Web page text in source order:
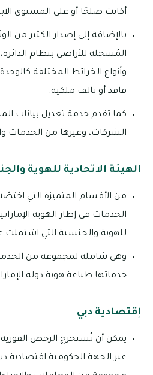
أكانت صلحًا أو على المستوى
بالإضافة إلى إصدار الكثير من
المُسجلة للأراضي بنظام
وأنواع الخرائط المختلفة
فاقد أو تالف ملكية.
كما تقدم خدمة تعديل بيانات
الشركات، وغيرها من الخدمات
الهيئة الاتحادية للهوية
من الأقسام المتميزة التي
الخدمات في إطار الهوية
للهوية والجنسية التي اشتملت
وهي شاملة لمجموعة من
خدماتها طباعة هوية دولة
إقتصادية دبي
يمكن أن تُستخرج الرخص
عبر الجهة الحكومية اقتصادية